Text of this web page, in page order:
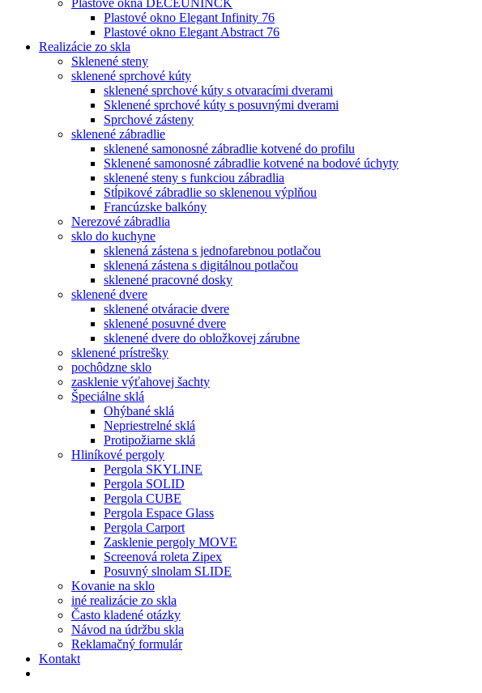
Plastové okná DECEUNINCK
Plastové okno Elegant Infinity 76
Plastové okno Elegant Abstract 76
Realizácie zo skla
Sklenené steny
sklenené sprchové kúty
sklenené sprchové kúty s otvaracími dverami
Sklenené sprchové kúty s posuvnými dverami
Sprchové zásteny
sklenené zábradlie
sklenené samonosné zábradlie kotvené do profilu
Sklenené samonosné zábradlie kotvené na bodové úchyty
sklenené steny s funkciou zábradlia
Stĺpikové zábradlie so sklenenou výplňou
Francúzske balkóny
Nerezové zábradlia
sklo do kuchyne
sklenená zástena s jednofarebnou potlačou
sklenená zástena s digitálnou potlačou
sklenené pracovné dosky
sklenené dvere
sklenené otváracie dvere
sklenené posuvné dvere
sklenené dvere do obložkovej zárubne
sklenené prístrešky
pochôdzne sklo
zasklenie výťahovej šachty
Špeciálne sklá
Ohýbané sklá
Nepriestrelné sklá
Protipožiarne sklá
Hliníkové pergoly
Pergola SKYLINE
Pergola SOLID
Pergola CUBE
Pergola Espace Glass
Pergola Carport
Zasklenie pergoly MOVE
Screenová roleta Zipex
Posuvný slnolam SLIDE
Kovanie na sklo
iné realizácie zo skla
Často kladené otázky
Návod na údržbu skla
Reklamačný formulár
Kontakt